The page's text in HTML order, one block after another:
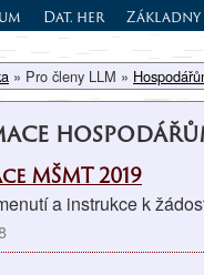
Dat. her Základny
» Pro členy LLM »
MŠMT 2019
a instrukce k